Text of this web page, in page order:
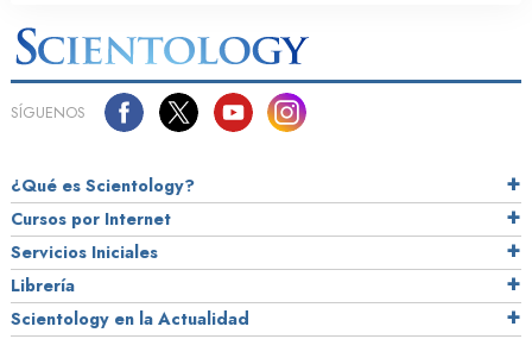
SÍGUENOS
¿Qué es Scientology?
Cursos por Internet
Servicios Iniciales
Librería
Scientology en la Actualidad